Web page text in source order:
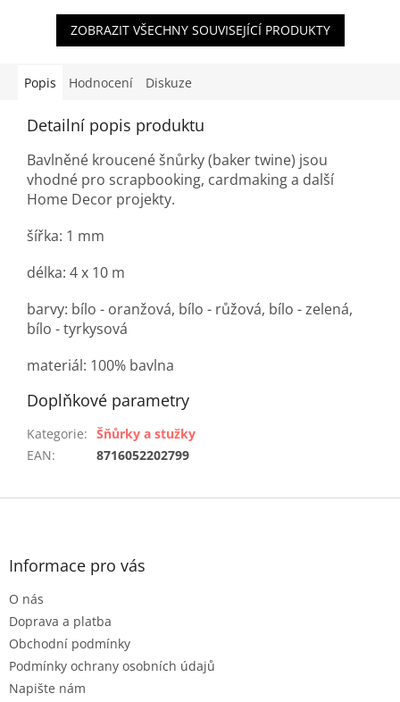
ZOBRAZIT VŠECHNY SOUVISEJÍCÍ PRODUKTY
Popis Hodnocení Diskuze
Detailní popis produktu
Bavlněné kroucené šnůrky (baker twine) jsou
vhodné pro scrapbooking, cardmaking a další
Home Decor projekty.
šířka: 1 mm
délka: 4 x 10 m
barvy: bílo - oranžová, bílo - růžová, bílo - zelená,
bílo - tyrkysová
materiál: 100% bavlna
Doplňkové parametry
Kategorie: Šňůrky a stužky
EAN: 8716052202799
Z
Informace pro vás
O nás
Doprava a platba
Obchodní podmínky
Podmínky ochrany osobních údajů
Napište nám